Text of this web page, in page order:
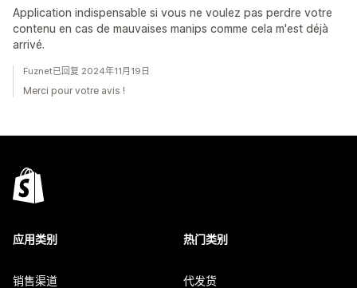
Application indispensable si vous ne voulez pas perdre votre
contenu en cas de mauvaises manips comme cela m'est déjà
arrivé.
Fuznet已回复 2024年11月19日
Merci pour votre avis !
应用类别
销售渠道
热门类别
代发货